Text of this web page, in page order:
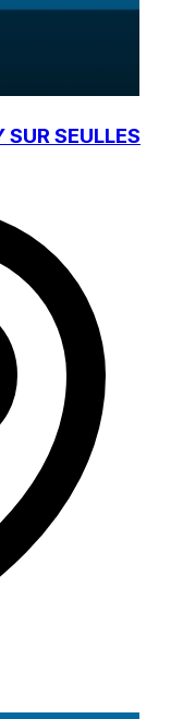
SEULLES